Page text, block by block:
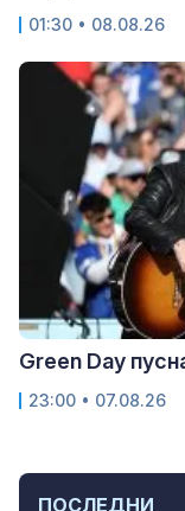
ПОСЛЕДНИ
01:30 • 08.08.26
Green Day
23:00 • 07.08.26